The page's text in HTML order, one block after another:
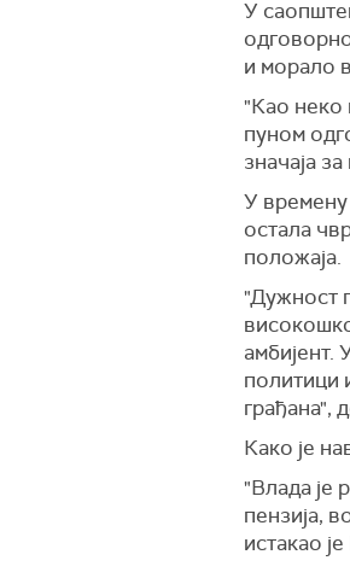
У
и морало
"Као неко
пуном
значаја
У времену
остала
положаја.
"Дужност
амбијент.
политици
грађана",
Како је
"Влада је
пензија,
истакао